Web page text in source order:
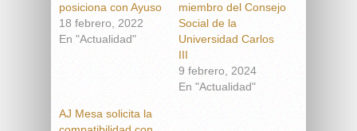
posiciona con Ayuso
18 febrero, 2022
En "Actualidad"
miembro del Consejo
Social de la
Universidad Carlos
III
9 febrero, 2024
En "Actualidad"
AJ Mesa solicita la